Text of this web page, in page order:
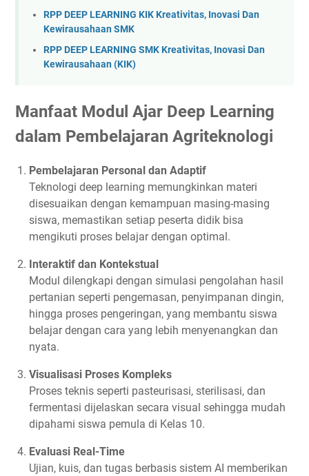
RPP DEEP LEARNING KIK Kreativitas, Inovasi Dan
Kewirausahaan SMK
RPP DEEP LEARNING SMK Kreativitas, Inovasi Dan
Kewirausahaan (KIK)
Manfaat Modul Ajar Deep Learning
dalam Pembelajaran Agriteknologi
Pembelajaran Personal dan Adaptif
Teknologi deep learning memungkinkan materi
disesuaikan dengan kemampuan masing-masing
siswa, memastikan setiap peserta didik bisa
mengikuti proses belajar dengan optimal.
Interaktif dan Kontekstual
Modul dilengkapi dengan simulasi pengolahan hasil
pertanian seperti pengemasan, penyimpanan dingin,
hingga proses pengeringan, yang membantu siswa
belajar dengan cara yang lebih menyenangkan dan
nyata.
Visualisasi Proses Kompleks
Proses teknis seperti pasteurisasi, sterilisasi, dan
fermentasi dijelaskan secara visual sehingga mudah
dipahami siswa pemula di Kelas 10.
Evaluasi Real-Time
Ujian, kuis, dan tugas berbasis sistem AI memberikan